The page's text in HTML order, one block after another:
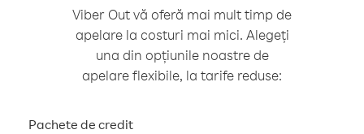
Viber Out vă oferă mai mult timp de
apelare la costuri mai mici. Alegeți
una din opțiunile noastre de
apelare flexibile, la tarife reduse:
Pachete de credit